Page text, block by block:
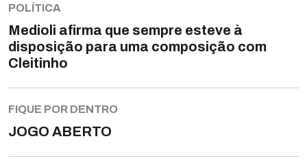
POLÍTICA
Medioli afirma que sempre esteve à
disposição para uma composição com
Cleitinho
FIQUE POR DENTRO
JOGO ABERTO